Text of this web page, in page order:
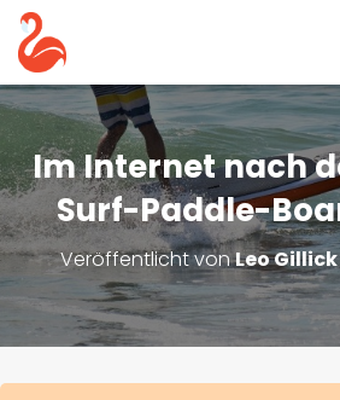
Im Internet nach
Surf-Paddle-
Veröffentlicht vonLeo Gillick